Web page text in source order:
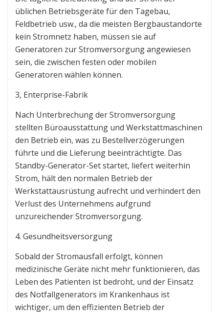
üblichen Betriebsgeräte für den Tagebau,
Feldbetrieb usw., da die meisten Bergbaustandorte
kein Stromnetz haben, müssen sie auf
Generatoren zur Stromversorgung angewiesen
sein, die zwischen festen oder mobilen
Generatoren wählen können.
3, Enterprise-Fabrik
Nach Unterbrechung der Stromversorgung
stellten Büroausstattung und Werkstattmaschinen
den Betrieb ein, was zu Bestellverzögerungen
führte und die Lieferung beeinträchtigte. Das
Standby-Generator-Set startet, liefert weiterhin
Strom, hält den normalen Betrieb der
Werkstattausrüstung aufrecht und verhindert den
Verlust des Unternehmens aufgrund
unzureichender Stromversorgung.
4. Gesundheitsversorgung
Sobald der Stromausfall erfolgt, können
medizinische Geräte nicht mehr funktionieren, das
Leben des Patienten ist bedroht, und der Einsatz
des Notfallgenerators im Krankenhaus ist
wichtiger, um den effizienten Betrieb der